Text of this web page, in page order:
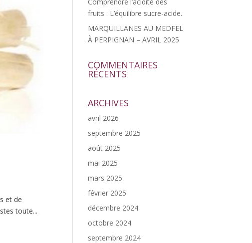
et de
toute...
fruits : L’équilibre sucre-acide.
MARQUILLANES AU MEDFEL
À PERPIGNAN – AVRIL 2025
COMMENTAIRES
RÉCENTS
ARCHIVES
avril 2026
septembre 2025
août 2025
mai 2025
mars 2025
février 2025
décembre 2024
octobre 2024
septembre 2024